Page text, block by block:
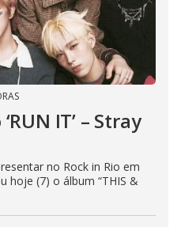
IT’ – Stray
no Rock in Rio em
hoje (7) o álbum “THIS &